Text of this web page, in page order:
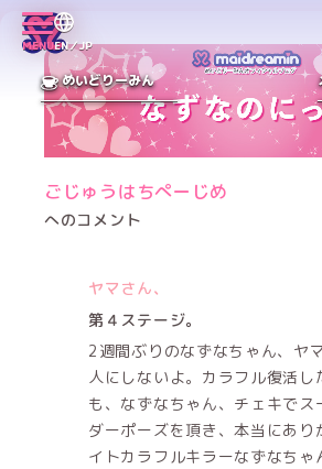
MENUEN／JP
めいどりーみん
ごじゅうはちぺーじめ
へのコメント
ヤマさん、
第４ステージ。
2週間ぶりのなずなちゃん、ヤ
人にしないよ。カラフル復活し
も、なずなちゃん、チェキでス
ダーポーズを頂き、本当にあり
イトカラフルキラーなずなちゃ